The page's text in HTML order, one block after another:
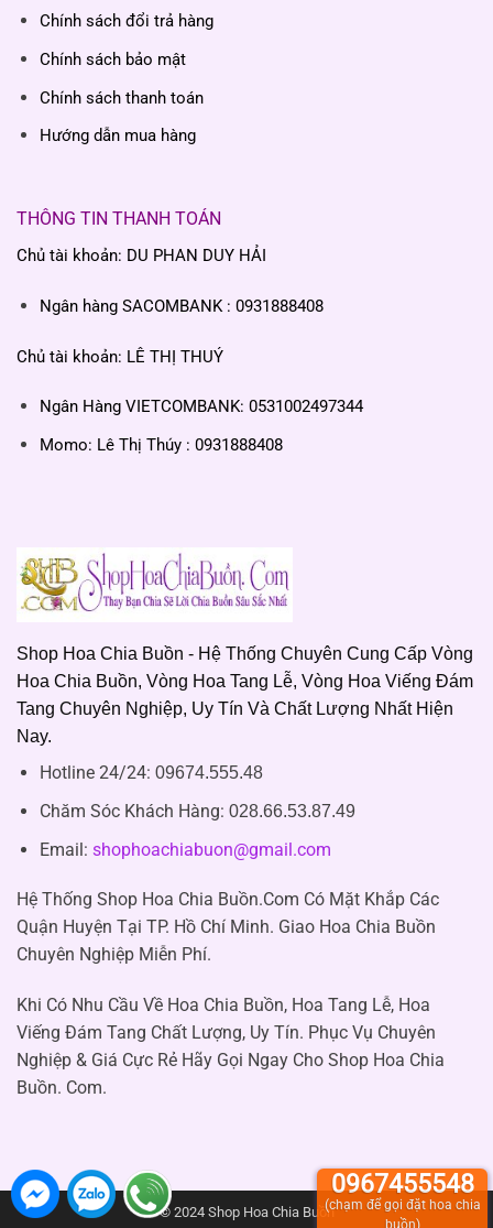
Chính sách đổi trả hàng
Chính sách bảo mật
Chính sách thanh toán
Hướng dẫn mua hàng
THÔNG TIN THANH TOÁN
Chủ tài khoản: DU PHAN DUY HẢI
Ngân hàng SACOMBANK : 0931888408
Chủ tài khoản: LÊ THỊ THUÝ
Ngân Hàng VIETCOMBANK: 0531002497344
Momo: Lê Thị Thúy : 0931888408
Shop Hoa Chia Buồn - Hệ Thống Chuyên Cung Cấp Vòng
Hoa Chia Buồn, Vòng Hoa Tang Lễ, Vòng Hoa Viếng Đám
Tang Chuyên Nghiệp, Uy Tín Và Chất Lượng Nhất Hiện
Nay.
Hotline 24/24: 09674.555.48
Chăm Sóc Khách Hàng: 028.66.53.87.49
Email: shophoachiabuon@gmail.com
Hệ Thống Shop Hoa Chia Buồn.Com Có Mặt Khắp Các
Quận Huyện Tại TP. Hồ Chí Minh. Giao Hoa Chia Buồn
Chuyên Nghiệp Miễn Phí.
Khi Có Nhu Cầu Về Hoa Chia Buồn, Hoa Tang Lễ, Hoa
Viếng Đám Tang Chất Lượng, Uy Tín. Phục Vụ Chuyên
Nghiệp & Giá Cực Rẻ Hãy Gọi Ngay Cho Shop Hoa Chia
Buồn. Com.
© 2024 Shop Hoa Chia Buồn
0967455548
(chạm để gọi đặt hoa chia
buồn)